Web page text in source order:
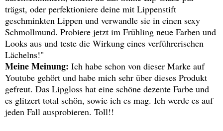
trägst, oder perfektioniere deine mit Lippenstift
geschminkten Lippen und verwandle sie in einen sexy
Schmollmund. Probiere jetzt im Frühling neue Farben und
Looks aus und teste die Wirkung eines verführerischen
Lächelns!"
Meine Meinung: Ich habe schon von dieser Marke auf
Youtube gehört und habe mich sehr über dieses Produkt
gefreut. Das Lipgloss hat eine schöne dezente Farbe und
es glitzert total schön, sowie ich es mag. Ich werde es auf
jeden Fall ausprobieren. Toll!!